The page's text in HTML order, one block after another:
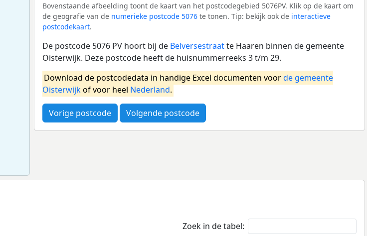
Bovenstaande afbeelding toont de kaart van het postcodegebied 5076PV. Klik op de kaart om
de geografie van de numerieke postcode 5076 te tonen. Tip: bekijk ook de interactieve
postcodekaart.
De postcode 5076 PV hoort bij de Belversestraatte Haaren binnen de gemeente
Oisterwijk. Deze postcode heeft de huisnummerreeks 3 t/m 29.
Download de postcodedata in handige Excel documenten voorde gemeente
Oisterwijkof voor heel Nederland.
Vorige postcode Volgende postcode
Zoek in de tabel: